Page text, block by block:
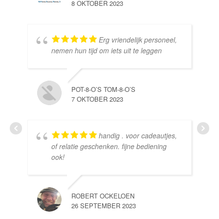
8 OKTOBER 2023
Erg vriendelijk personeel,
nemen hun tijd om iets uit te leggen
POT-8-O’S TOM-8-O’S
7 OKTOBER 2023
handig . voor cadeautjes,
of relatie geschenken. fijne bediening
ook!
ROBERT OCKELOEN
26 SEPTEMBER 2023